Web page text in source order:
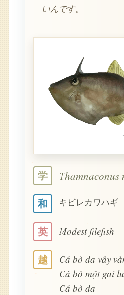
いんです。
学 Thamnaconus
和 キビレカワハギ
英 Modest filefish
越
Cá bò da vây
Cá bò một gai
Cá bò da